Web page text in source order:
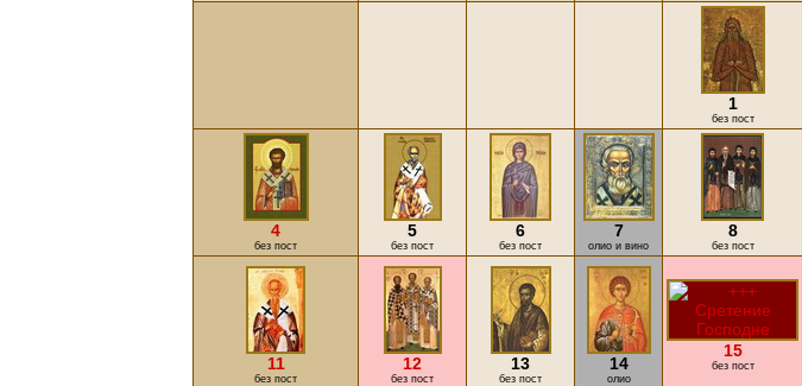
1
без пост
4
без пост
5
без пост
6
без пост
7
олио и вино
8
без пост
11
без пост
12
без пост
13
без пост
14
олио
15
без пост